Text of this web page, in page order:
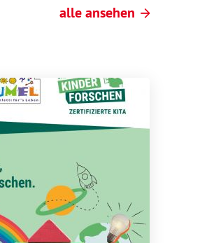
alle ansehen